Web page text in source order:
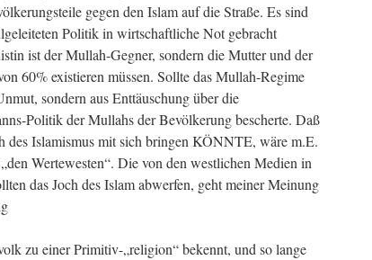
gegen den Islam auf die Straße. Es sind
Politik in wirtschaftliche Not gebracht
ist der Mullah-Gegner, sondern die Mutter und der
60% existieren müssen. Sollte das Mullah-Regime
sondern aus Enttäuschung über die
Politik der Mullahs der Bevölkerung bescherte. Daß
des Islamismus mit sich bringen KÖNNTE, wäre m.E.
Wertewesten“. Die von den westlichen Medien in
das Joch des Islam abwerfen, geht meiner Meinung
zu einer Primitiv-„religion“ bekennt, und so lange